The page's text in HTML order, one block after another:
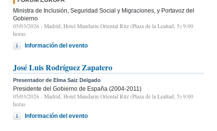
Ministra de Inclusión, Seguridad Social y Migraciones, y Portavoz del
Gobierno
05/03/2026 - Madrid, Hotel Mandarin Oriental Ritz (Plaza de la Lealtad, 5) 9:00
horas
Información del evento
José Luis Rodríguez Zapatero
Presentador de Elma Saiz Delgado
Presidente del Gobierno de España (2004-2011)
05/03/2026 - Madrid, Hotel Mandarin Oriental Ritz (Plaza de la Lealtad, 5) 9:00
horas
Información del evento